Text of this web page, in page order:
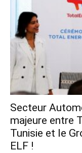
Secteur
majeure entre
Tunisie et le
ELF !